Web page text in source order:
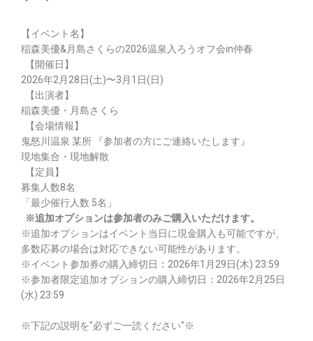
【イベント名】
稲森美優&月島さくらの2026温泉入ろうオフ会in仲春
【開催日】
2026年2月28日(土)〜3月1日(日)
【出演者】
稲森美優・月島さくら
【会場情報】
鬼怒川温泉 某所 『参加者の方にご連絡いたします』
現地集合・現地解散
【定員】
募集人数8名
「最少催行人数 5名」
※追加オプションは参加者のみご購入いただけます。
※追加オプションはイベント当日に現金購入も可能ですが、
多数応募の場合は対応できない可能性があります。
※イベント参加券の購入締切日：2026年1月29日(木) 23:59
※参加者限定追加オプションの購入締切日：2026年2月25日
(水) 23:59
※下記の説明を"必ずご一読ください"※